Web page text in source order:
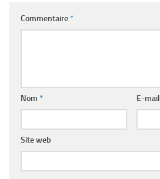
Commentaire*
Nom * E-mail
Site web